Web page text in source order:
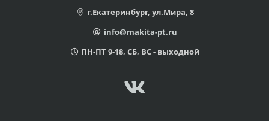
г.Екатеринбург, ул.Мира, 8
info@makita-pt.ru
ПН-ПТ 9-18, СБ, ВС - выходной